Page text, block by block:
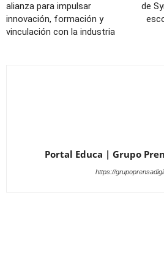
alianza para impulsar
innovación, formación y
vinculación con la industria
de
Portal Educa | Grupo
https://